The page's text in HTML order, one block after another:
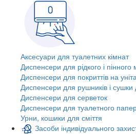
Аксесуари для туалетних кімнат
Диспенсери для рідкого і пінного
Диспенсери для покриттів на
Диспенсери для рушників і сушки
Диспенсери для серветок
Диспенсери для туалетного
Урни, кошики для сміття
Засоби індивідуального